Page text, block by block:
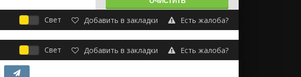
Свет Добавить в закладки Есть жалоба?
Свет Добавить в закладки Есть жалоба?